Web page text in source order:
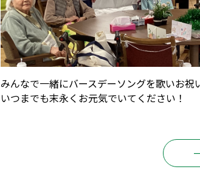
みんなで一緒にバースデーソングを歌いお祝
いつまでも末永くお元気でいてください！